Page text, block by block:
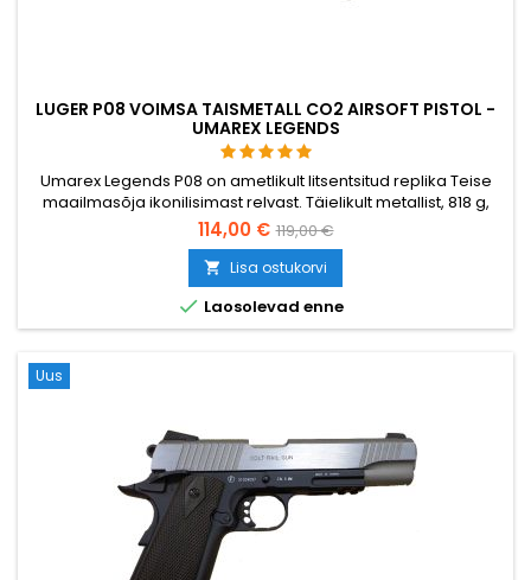
LUGER P08 VOIMSA TAISMETALL CO2 AIRSOFT PISTOL -
UMAREX LEGENDS
Umarex Legends P08 on ametlikult litsentsitud replika Teise
maailmasõja ikonilisimast relvast. Täielikult metallist, 818 g,
216 mm pikk, CO2-käitatav. Metallist salv: 12 g CO2 kassett ja
15 BB. Autentne ohutushoob nagu originaalil. Alla 2,0 džauli –
seaduslik enamikus EL riikides.
114,00 € 119,00 €
 Lisa ostukorvi
 Laosolevad enne
Uus